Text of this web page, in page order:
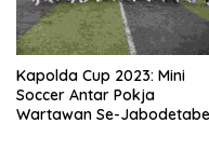
Kapolda Cup 2023: Mini
Soccer Antar Pokja
Wartawan Se-